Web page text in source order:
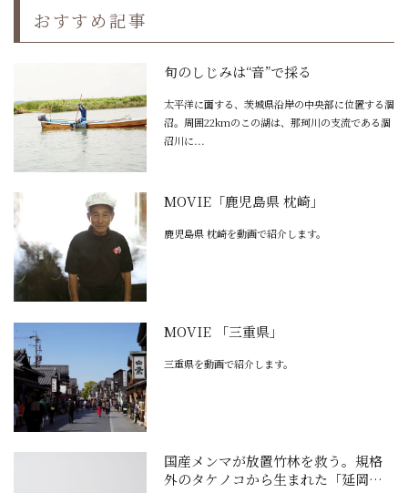
おすすめ記事
旬のしじみは“音”で採る
太平洋に面する、茨城県沿岸の中央部に位置する涸
沼。周囲22kmのこの湖は、那珂川の支流である涸
沼川に...
MOVIE「鹿児島県 枕崎」
鹿児島県 枕崎を動画で紹介します。
MOVIE 「三重県」
三重県を動画で紹介します。
国産メンマが放置竹林を救う。規格
外のタケノコから生まれた「延岡メ